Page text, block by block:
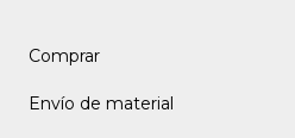
Comprar
Envío de material